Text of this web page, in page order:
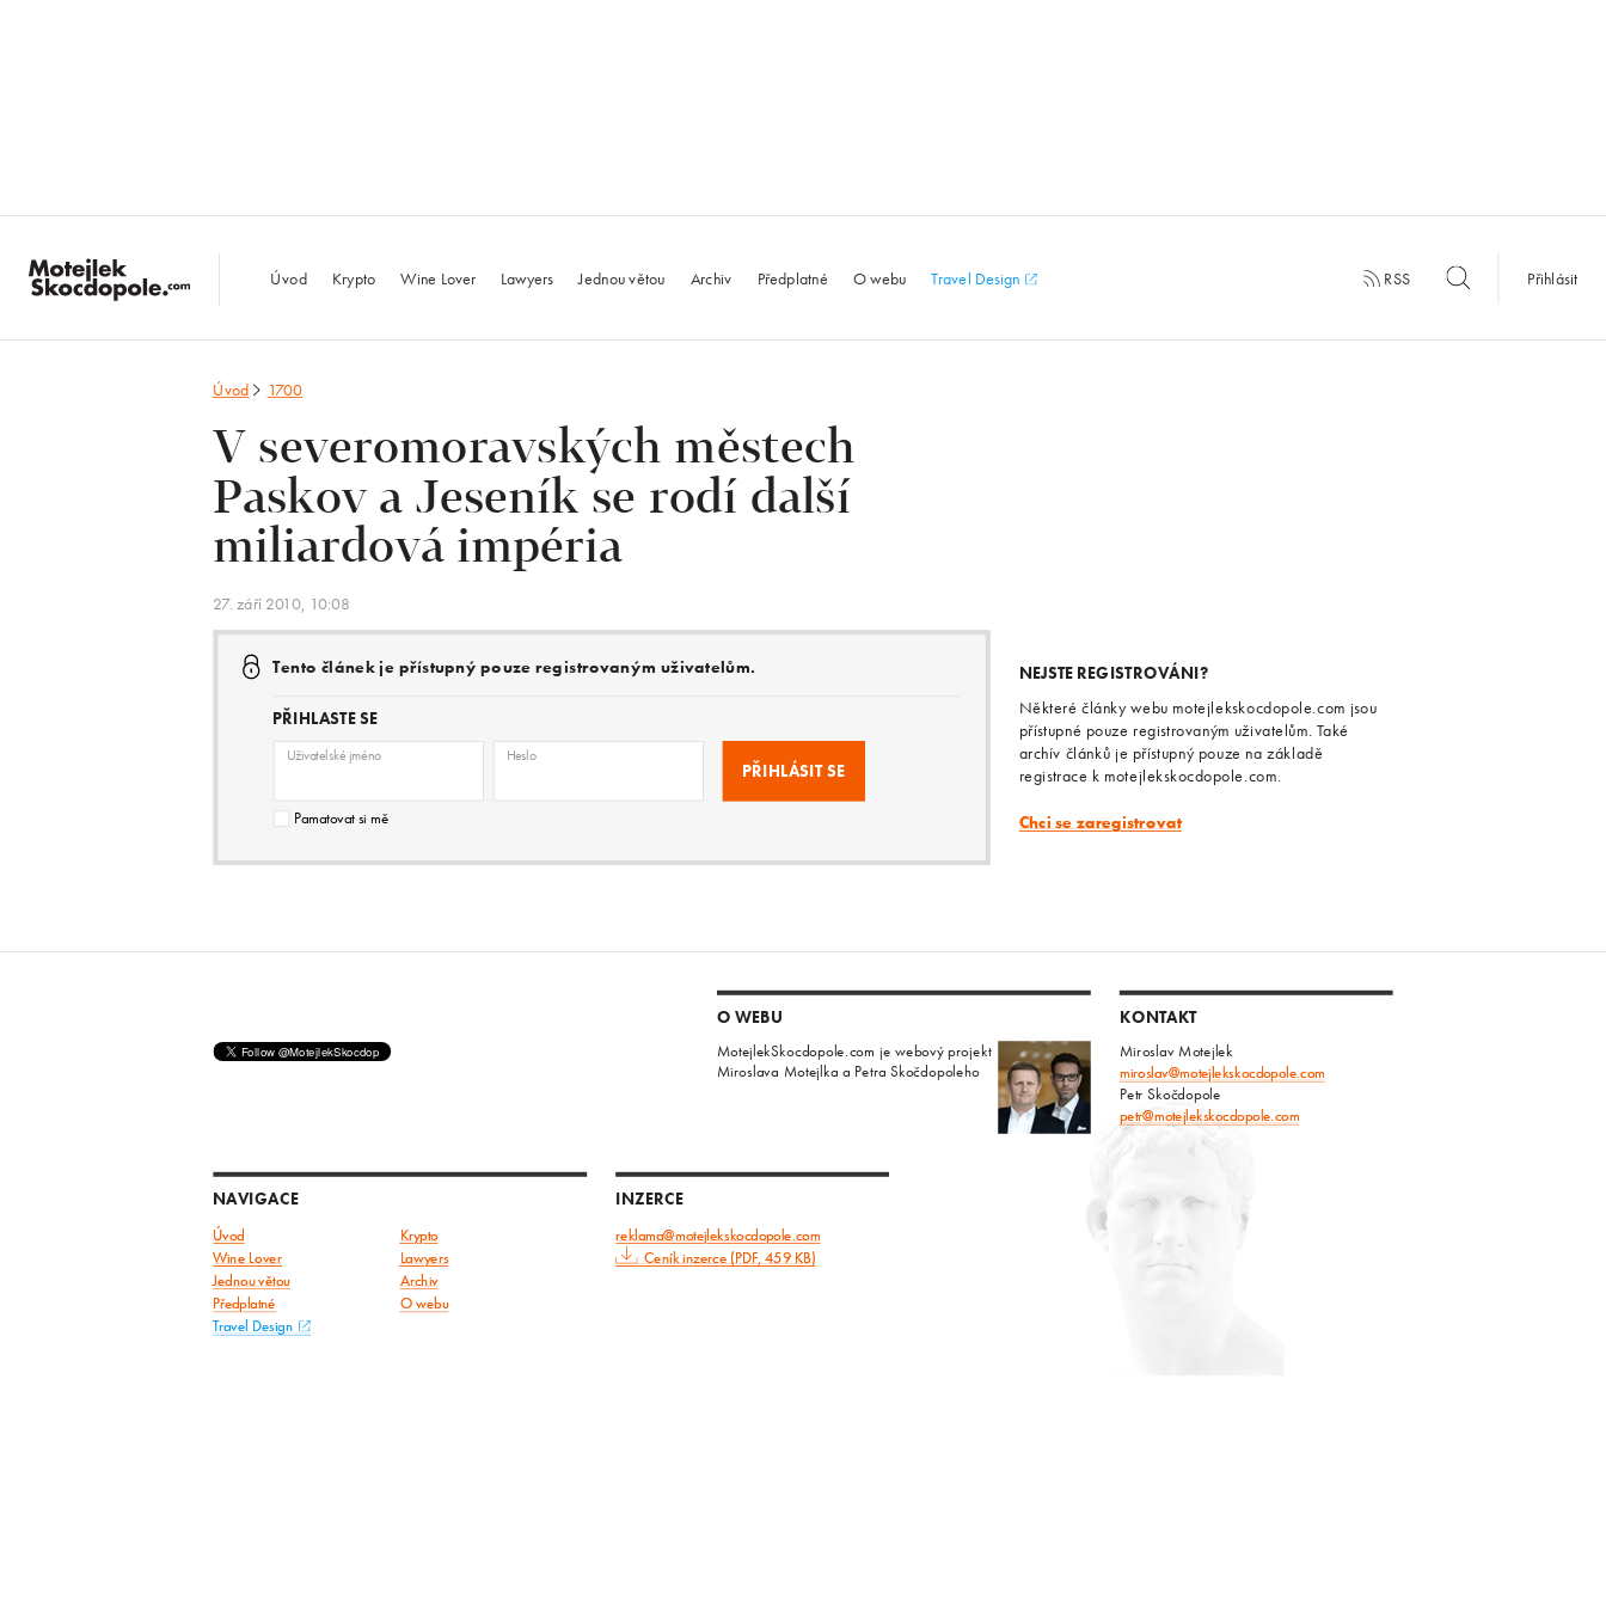
MotejlekSkocdopole.com
Úvod Krypto Wine Lover Lawyers Jednou větou Archiv Předplatné O webu Travel Design RSS Přihlásit
Úvod 1700
V severomoravských městech
Paskov a Jeseník se rodí další
miliardová impéria
27. září 2010, 10:08
Tento článek je přístupný pouze registrovaným uživatelům.
PŘIHLASTE SE
Uživatelské jméno Heslo
Pamatovat si mě
NEJSTE REGISTROVÁNI?
Některé články webu motejlekskocdopole.com jsou
přístupné pouze registrovaným uživatelům. Také
archív článků je přístupný pouze na základě
registrace k motejlekskocdopole.com.
Chci se zaregistrovat
O WEBU
MotejlekSkocdopole.com je webový projekt
Miroslava Motejlka a Petra Skočdopoleho
KONTAKT
Miroslav Motejlek
miroslav@motejlekskocdopole.com
Petr Skočdopole
petr@motejlekskocdopole.com
NAVIGACE
Úvod Krypto
Wine Lover
Lawyers
Jednou větou
Archiv
Předplatné O webu
Travel Design
INZERCE
reklama@motejlekskocdopole.com
Ceník inzerce (PDF, 459 KB)